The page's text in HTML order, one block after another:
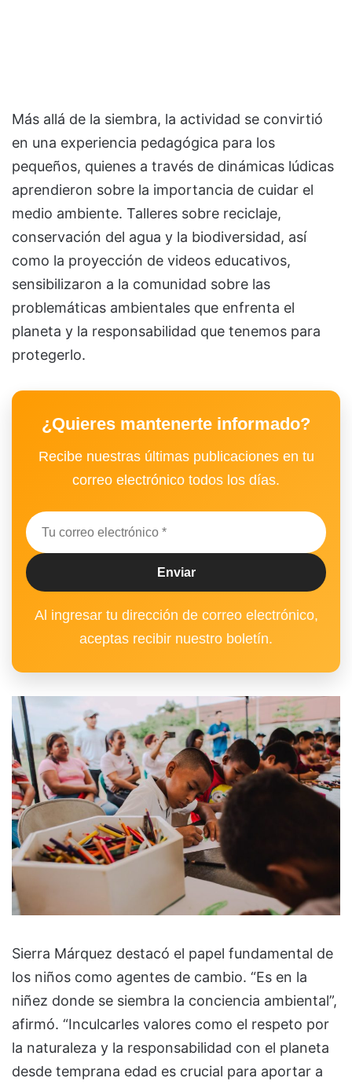
Más allá de la siembra, la actividad se convirtió
en una experiencia pedagógica para los
pequeños, quienes a través de dinámicas lúdicas
aprendieron sobre la importancia de cuidar el
medio ambiente. Talleres sobre reciclaje,
conservación del agua y la biodiversidad, así
como la proyección de videos educativos,
sensibilizaron a la comunidad sobre las
problemáticas ambientales que enfrenta el
planeta y la responsabilidad que tenemos para
protegerlo.
¿Quieres mantenerte informado?
Recibe nuestras últimas publicaciones en tu
correo electrónico todos los días.
Al ingresar tu dirección de correo electrónico,
aceptas recibir nuestro boletín.
Sierra Márquez destacó el papel fundamental de
los niños como agentes de cambio. “Es en la
niñez donde se siembra la conciencia ambiental”,
afirmó. “Inculcarles valores como el respeto por
la naturaleza y la responsabilidad con el planeta
desde temprana edad es crucial para aportar a